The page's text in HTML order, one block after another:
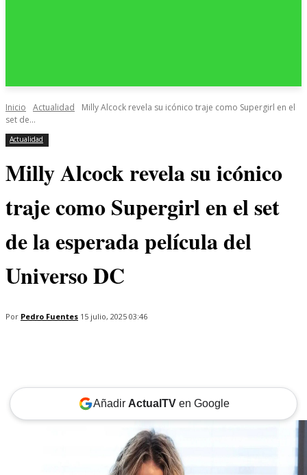
Inicio Actualidad
Milly Alcock revela su icónico traje como Supergirl en el
set de...
Actualidad
Milly Alcock revela su icónico
traje como Supergirl en el set
de la esperada película del
Universo DC
Por Pedro Fuentes 15 julio, 2025 03:46
Añadir ActualTVen Google